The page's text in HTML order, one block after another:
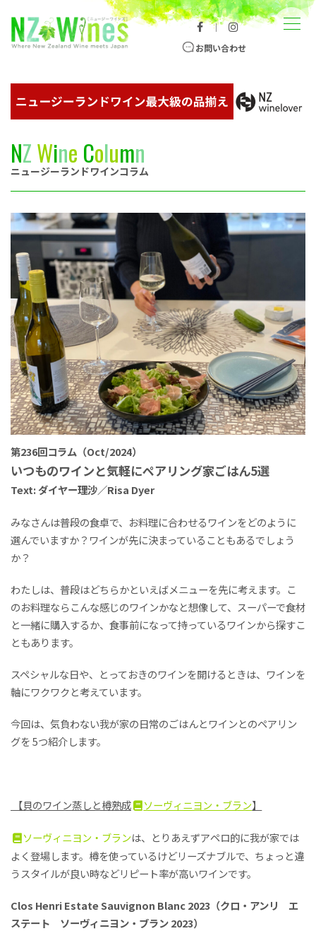
ニュージーランドワイン総合サイト
｜
お問い合わせ
メニュー
NZWine Column
ニュージーランドワインコラム
第236回コラム（Oct/2024）
いつものワインと気軽にペアリング家ごはん5選
Text: ダイヤー理沙／Risa Dyer
みなさんは普段の食卓で、お料理に合わせるワインをどのように
選んでいますか？ワインが先に決まっていることもあるでしょう
か？
わたしは、普段はどちらかといえばメニューを先に考えます。こ
のお料理ならこんな感じのワインかなと想像して、スーパーで食材
と一緒に購入するか、食事前になって持っているワインから探すこ
ともあります。
スペシャルな日や、とっておきのワインを開けるときは、ワインを
軸にワクワクと考えています。
今回は、気負わない我が家の日常のごはんとワインとのペアリン
グを 5つ紹介します。
【貝のワイン蒸しと樽熟成 ソーヴィニヨン・ブラン】
ソーヴィニヨン・ブランは、とりあえずアペロ的に我が家では
よく登場します。樽を使っているけどリーズナブルで、ちょっと違
うスタイルが良い時などリピート率が高いワインです。
Clos Henri Estate Sauvignon Blanc 2023（クロ・アンリ エ
ステート ソーヴィニヨン・ブラン 2023）